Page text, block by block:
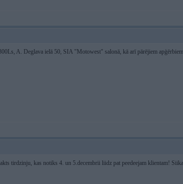
A. Deglava ielā 50, SIA "Motowest" salonā, kā arī pārējiem
tirdzinju, kas notiks 4. un 5.decembrii liidz pat peedeejam klientam!